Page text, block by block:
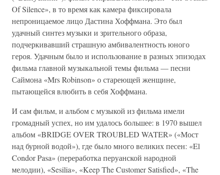
Of Silence», в то время как камера фиксировала
непроницаемое лицо Дастина Хоффмана. Это был
удачный синтез музыки и зрительного образа,
подчеркивавший страшную амбивалентность юного
героя. Удачным было и использование в разных эпизодах
фильма главной музыкальной темы фильма — песни
Саймона «Mrs Robinson» о стареющей женщине,
пытающейся влюбить в себя Хоффмана.
И сам фильм, и альбом с музыкой из фильма имели
громадный успех, но им удалось большее: в 1970 вышел
альбом «BRIDGE OVER TROUBLED WATER» («Мост
над бурной водой»), где было много великих песен: «El
Condor Pasa» (переработка перуанской народной
мелодии), «Sesilia», «Keep The Customer Satisfied», «The